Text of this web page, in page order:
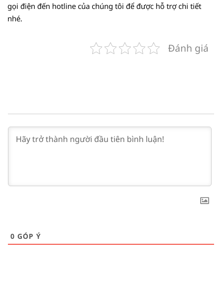
gọi điện đến hotline của chúng tôi để được hỗ trợ chi tiết
nhé.
Đánh giá
0 GÓP Ý